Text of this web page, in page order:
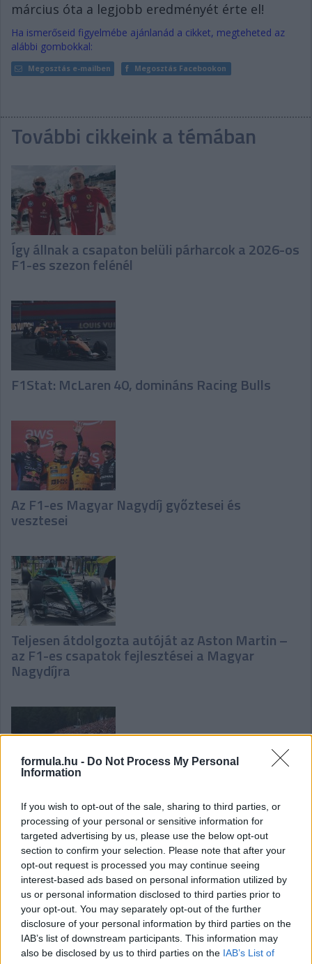
formula.hu - Do Not Process My Personal
Information
If you wish to opt-out of the sale, sharing to third parties, or
processing of your personal or sensitive information for
targeted advertising by us, please use the below opt-out
section to confirm your selection. Please note that after your
opt-out request is processed you may continue seeing
interest-based ads based on personal information utilized by
us or personal information disclosed to third parties prior to
your opt-out. You may separately opt-out of the further
disclosure of your personal information by third parties on the
IAB’s list of downstream participants. This information may
also be disclosed by us to third parties on the IAB’s List of
március óta a legjobb eredményét érte el!
Ha ismerőseid figyelmébe ajánlanád a cikket, megteheted az
alábbi gombokkal:
Megosztás e-mailben Megosztás Facebookon
További cikkeink a témában
Így állnak a csapaton belüli párharcok a 2026-os
F1-es szezon felénél
F1Stat: McLaren 40, domináns Racing Bulls
Az F1-es Magyar Nagydíj győztesei és
vesztesei
Teljesen átdolgozta autóját az Aston Martin –
az F1-es csapatok fejlesztései a Magyar
Nagydíjra
a szezon”
Domenicali-exkluzív: „Az F1 hihetetlen lehetőség
Magyarországnak”